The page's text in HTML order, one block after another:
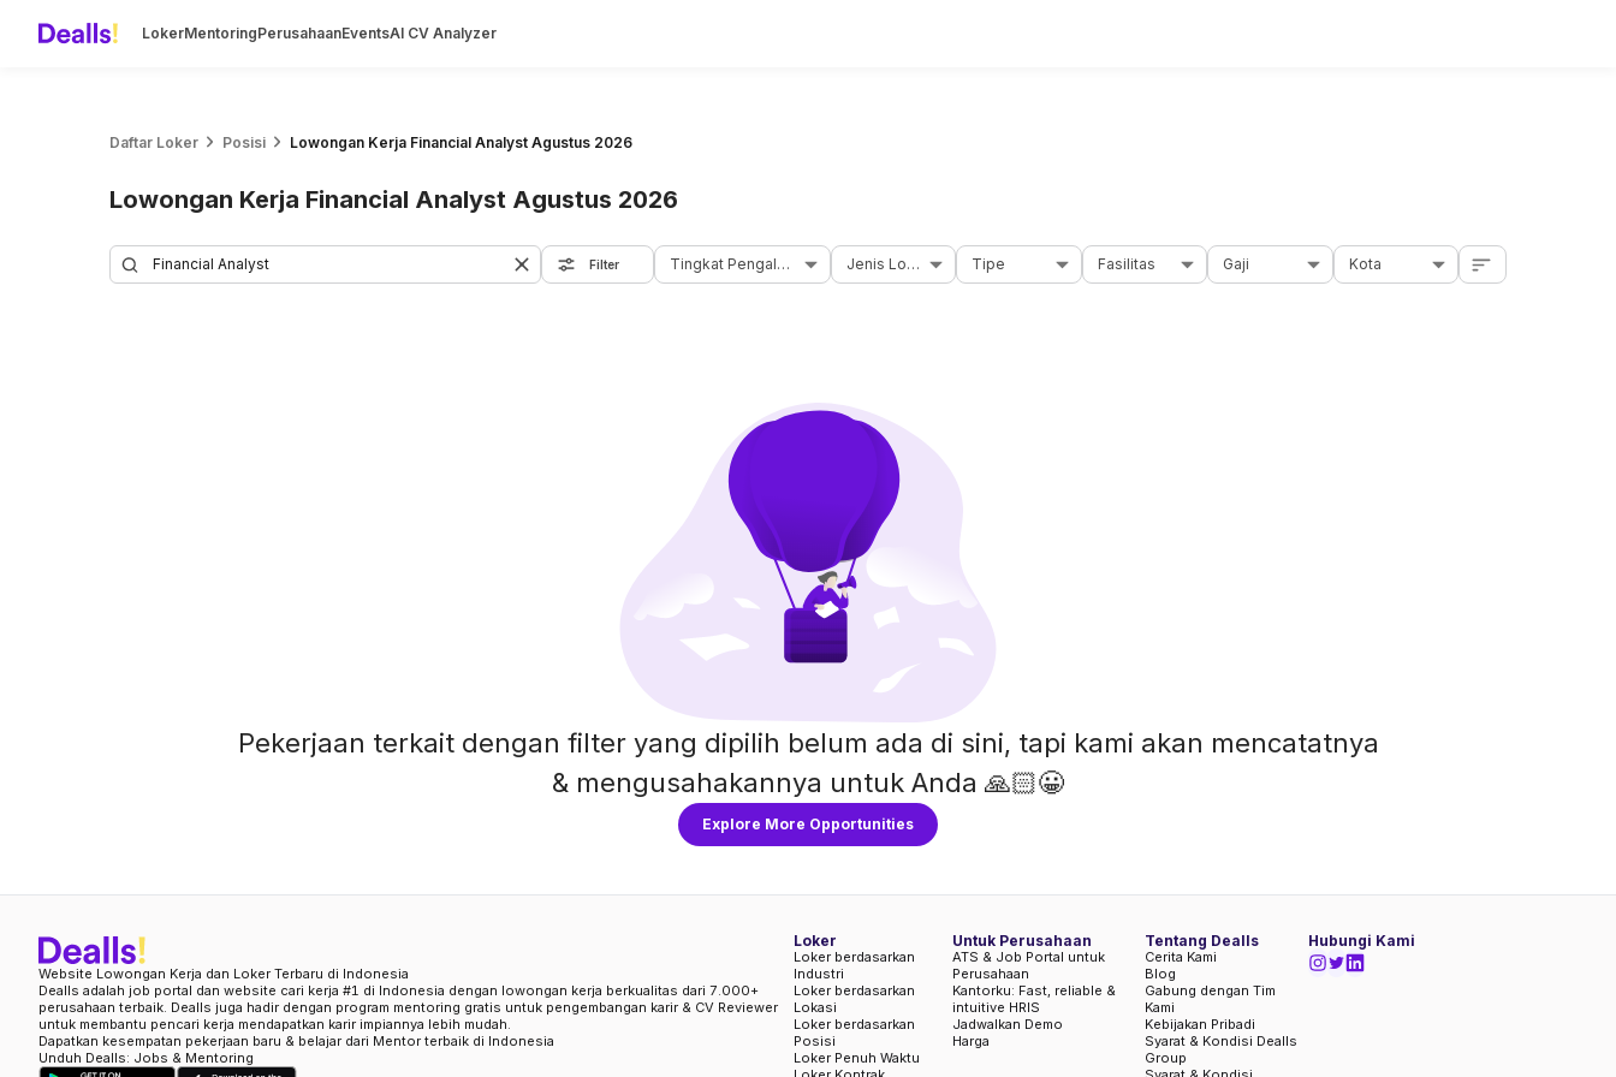
LokerMentoringPerusahaanEventsAI CV Analyzer
Daftar Loker Posisi Lowongan Kerja Financial Analyst Agustus 2026
Lowongan Kerja Financial Analyst Agustus 2026
Filter Tingkat Pengalaman Jenis Loker Tipe Fasilitas Gaji Kota
Pekerjaan terkait dengan filter yang dipilih belum ada di sini, tapi kami akan mencatatnya
& mengusahakannya untuk Anda 🙏🏻😀
Explore More Opportunities
Website Lowongan Kerja dan Loker Terbaru di Indonesia
Dealls adalah job portal dan website cari kerja #1 di Indonesia dengan lowongan kerja berkualitas dari 7.000+
perusahaan terbaik. Dealls juga hadir dengan program mentoring gratis untuk pengembangan karir & CV Reviewer
untuk membantu pencari kerja mendapatkan karir impiannya lebih mudah.
Dapatkan kesempatan pekerjaan baru & belajar dari Mentor terbaik di Indonesia
Unduh Dealls: Jobs & Mentoring
Loker
Loker berdasarkan
Industri
Loker berdasarkan
Lokasi
Loker berdasarkan
Posisi
Loker Penuh Waktu
Untuk Perusahaan
ATS & Job Portal untuk
Perusahaan
Kantorku: Fast, reliable &
intuitive HRIS
Jadwalkan Demo
Harga
Hubungi Kami
Tentang Dealls
Cerita Kami
Blog
Gabung dengan Tim
Kami
Kebijakan Pribadi
Syarat & Kondisi Dealls
Group